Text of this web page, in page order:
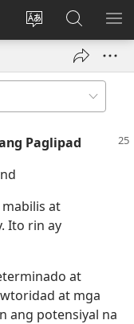
Baguhin
ng
Mag-
log
bubukas
window)
sa
JW.ORG
Paglipad
mabilis at
Ito rin ay
at
at mga
ang potensiyal na